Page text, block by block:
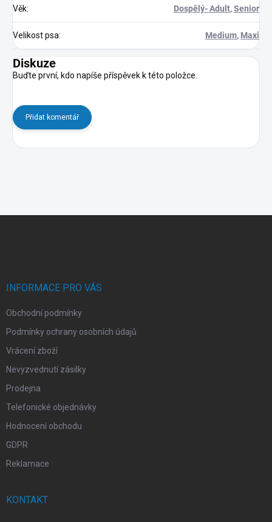
Věk: Dospělý- Adult,Senior
Velikost psa: Medium, Maxi
Diskuze
Buďte první, kdo napíše příspěvek k této položce.
Přidat komentář
INFORMACE PRO VÁS
Obchodní podmínky
Podmínky ochrany osobních údajů
Vrácení zboží
Nevyzvednutí zásilky
Prodejna
Telefonické objednávky
Hodnocení obchodu
GDPR
Reklamace
KONTAKT